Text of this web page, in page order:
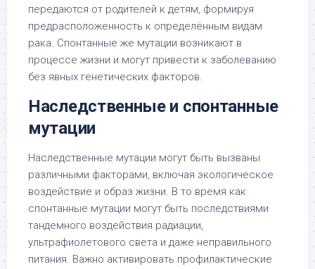
передаются от родителей к детям, формируя
предрасположенность к определённым видам
рака. Спонтанные же мутации возникают в
процессе жизни и могут привести к заболеванию
без явных генетических факторов.
Наследственные и спонтанные
мутации
Наследственные мутации могут быть вызваны
различными факторами, включая экологическое
воздействие и образ жизни. В то время как
спонтанные мутации могут быть последствиями
тандемного воздействия радиации,
ультрафиолетового света и даже неправильного
питания. Важно активировать профилактические